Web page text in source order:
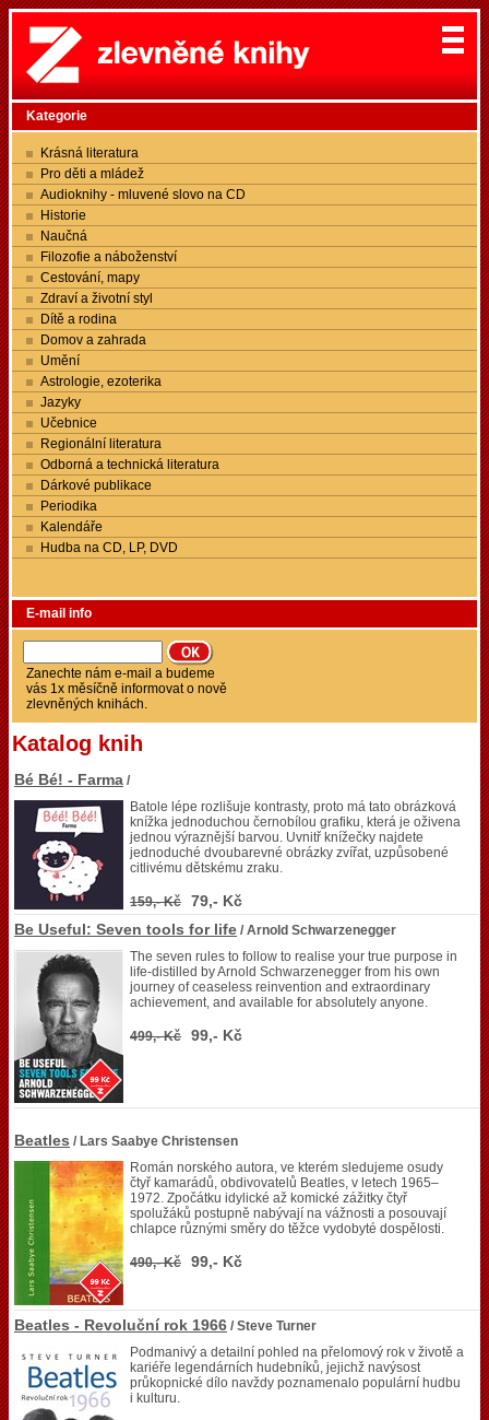
Kategorie
Krásná literatura
Pro děti a mládež
Audioknihy - mluvené slovo na CD
Historie
Naučná
Filozofie a náboženství
Cestování, mapy
Zdraví a životní styl
Dítě a rodina
Domov a zahrada
Umění
Astrologie, ezoterika
Jazyky
Učebnice
Regionální literatura
Odborná a technická literatura
Dárkové publikace
Periodika
Kalendáře
Hudba na CD, LP, DVD
E-mail info
Zanechte nám e-mail a budeme
vás 1x měsíčně informovat o nově
zlevněných knihách.
Katalog knih
Bé Bé! - Farma /
Batole lépe rozlišuje kontrasty, proto má tato obrázková
knížka jednoduchou černobílou grafiku, která je oživena
jednou výraznější barvou. Uvnitř knížečky najdete
jednoduché dvoubarevné obrázky zvířat, uzpůsobené
citlivému dětskému zraku.
159,- Kč
79,- Kč
Be Useful: Seven tools for life / Arnold Schwarzenegger
The seven rules to follow to realise your true purpose in
life-distilled by Arnold Schwarzenegger from his own
journey of ceaseless reinvention and extraordinary
achievement, and available for absolutely anyone.
499,- Kč 99,- Kč
Beatles / Lars Saabye Christensen
Román norského autora, ve kterém sledujeme osudy
čtyř kamarádů, obdivovatelů Beatles, v letech 1965–
1972. Zpočátku idylické až komické zážitky čtyř
spolužáků postupně nabývají na vážnosti a posouvají
chlapce různými směry do těžce vydobyté dospělosti.
490,- Kč 99,- Kč
Beatles - Revoluční rok 1966 / Steve Turner
Podmanivý a detailní pohled na přelomový rok v životě a
kariéře legendárních hudebníků, jejichž navýsost
průkopnické dílo navždy poznamenalo populární hudbu
i kulturu.